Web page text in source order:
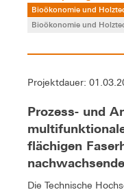
Bioökonomie und
Bioökonomie und
Projektdauer:
Prozess- und
flächigen
Die Technische